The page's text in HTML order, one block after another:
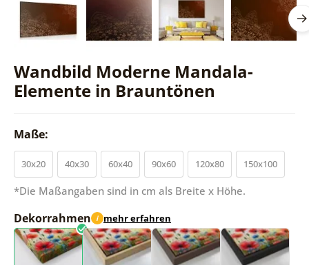
Wandbild Moderne Mandala-
Elemente in Brauntönen
Maße:
30x20 40x30 60x40 90x60 120x80 150x100
*Die Maßangaben sind in cm als Breite x Höhe.
Dekorrahmen i mehr erfahren